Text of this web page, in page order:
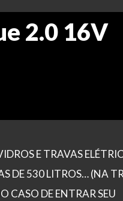
2.0 16V
E TRAVAS
DE 530 LITROS… (NA
CASO DE ENTRAR SEU